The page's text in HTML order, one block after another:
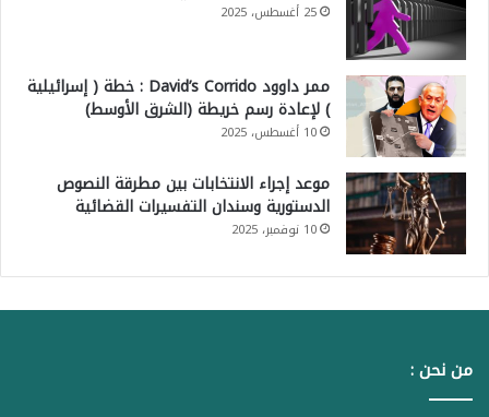
25 أغسطس، 2025
ممر داوود David’s Corrido : خطة ( إسرائيلية
) لإعادة رسم خريطة (الشرق الأوسط)
10 أغسطس، 2025
موعد إجراء الانتخابات بين مطرقة النصوص
الدستورية وسندان التفسيرات القضائية
10 نوفمبر، 2025
من نحن :